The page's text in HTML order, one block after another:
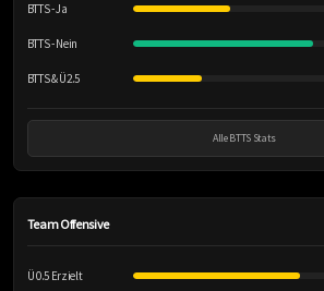
BTTS - Ja
BTTS - Nein
BTTS & Ü2.5
Alle BTTS Stats
Team Offensive
Ü 0.5 Erzielt